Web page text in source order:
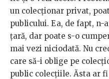
un colecționar privat,
publicului. Ea, de fapt, n-
țară, dar poate s-o
mai vezi niciodată. Nu
care să-i oblige pe
public colecțiile. Ăsta ar